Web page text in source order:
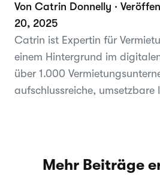
Von Catrin Donnelly ·
20, 2025
Catrin ist Expertin für
einem Hintergrund im
über 1.000
aufschlussreiche, umsetzbare
Mehr Beiträge